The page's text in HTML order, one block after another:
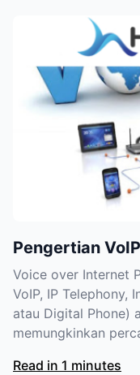
Pengertian VoIP
Voice over Internet
VoIP, IP Telephony,
atau Digital Phone)
memungkinkan
Read in 1 minutes